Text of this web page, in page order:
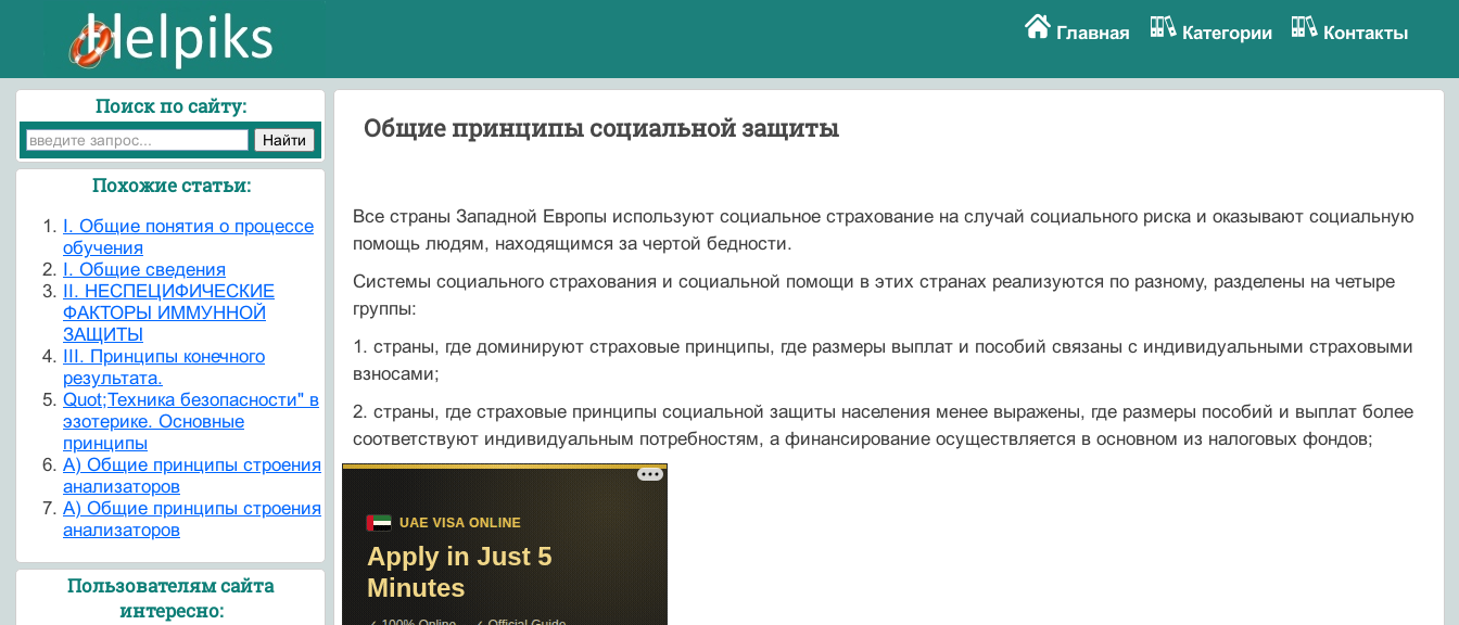
Главная Категории Контакты
Общие принципы социальной защиты
Все страны Западной Европы используют социальное страхование на случай социального риска и оказывают социальную
помощь людям, находящимся за чертой бедности.
Системы социального страхования и социальной помощи в этих странах реализуются по разному, разделены на четыре
группы:
1. страны, где доминируют страховые принципы, где размеры выплат и пособий связаны с индивидуальными страховыми
взносами;
2. страны, где страховые принципы социальной защиты населения менее выражены, где размеры пособий и выплат более
соответствуют индивидуальным потребностям, а финансирование осуществляется в основном из налоговых фондов;
Поиск по сайту:
Похожие статьи:
I. Общие понятия о процессе
обучения
I. Общие сведения
II. НЕСПЕЦИФИЧЕСКИЕ
ФАКТОРЫ ИММУННОЙ
ЗАЩИТЫ
III. Принципы конечного
результата.
Quot;Техника безопасности" в
эзотерике. Основные
принципы
А) Общие принципы строения
анализаторов
А) Общие принципы строения
анализаторов
Пользователям сайта
интересно: